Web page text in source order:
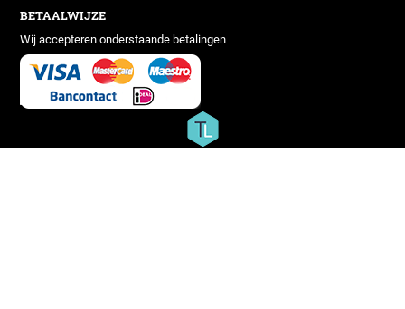
BETAALWIJZE
Wij accepteren onderstaande betalingen